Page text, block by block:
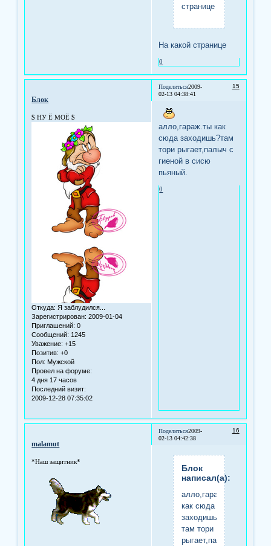
странице
На какой странице
0
Поделиться 15
2009-
02-13 04:38:41
Блок
$ НУ Ё МОЁ $
Откуда: Я заблудился...
Зарегистрирован: 2009-01-04
Приглашений: 0
Сообщений: 1245
Уважение: +15
Позитив: +0
Пол: Мужской
Провел на форуме:
4 дня 17 часов
Последний визит:
2009-12-28 07:35:02
алло,гараж.ты как
сюда заходишь?там
тори рыгает,палыч с
гиеной в сисю
пьяный.
0
Поделиться 16
2009-
02-13 04:42:38
malamut
*Наш защитник*
Блок
написал(а):
алло,гараж.ты
как сюда
заходишь?
там тори
рыгает,палыч